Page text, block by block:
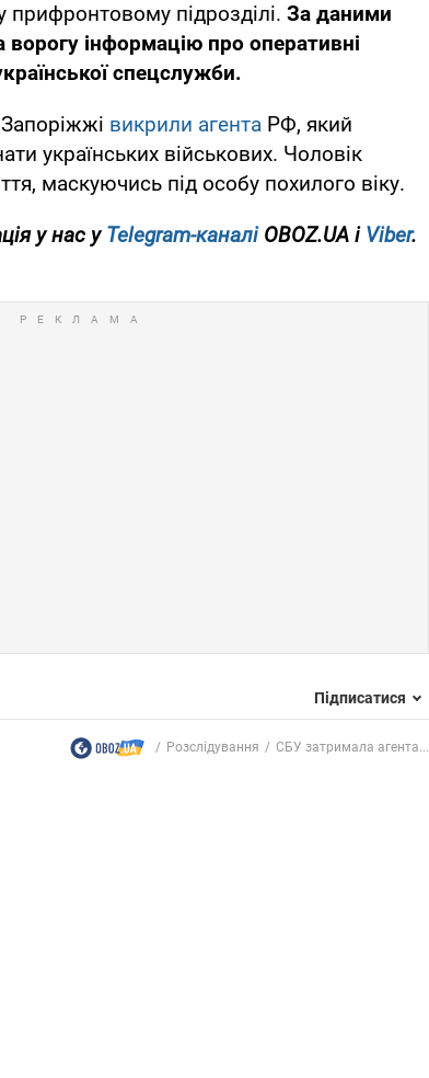
підрозділі. За даними
ворогу інформацію про оперативні
спецслужби.
викрили агента РФ, який
українських військових. Чоловік
маскуючись під особу похилого віку.
у нас уTelegram-каналіOBOZ.UA і Viber.
Підписатися
Розслідування СБУ затримала агента...